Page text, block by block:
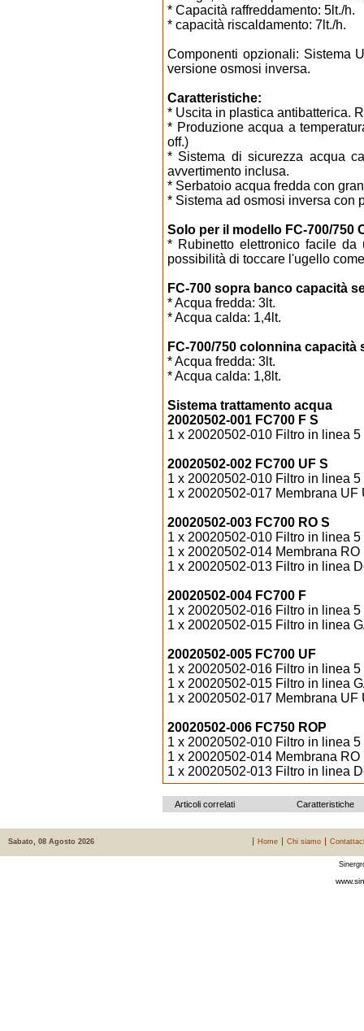
* Capacità raffreddamento: 5lt./h.
* capacità riscaldamento: 7lt./h.
Componenti opzionali: Sistema
versione osmosi inversa.
Caratteristiche:
* Uscita in plastica antibatterica.
* Produzione acqua a
off.)
* Sistema di sicurezza acqua
avvertimento inclusa.
* Serbatoio acqua fredda con
* Sistema ad osmosi inversa con
Solo per il modello FC-700/750
* Rubinetto elettronico facile
possibilità di toccare l'ugello
FC-700 sopra banco capacità
* Acqua fredda: 3lt.
* Acqua calda: 1,4lt.
FC-700/750 colonnina capacità
* Acqua fredda: 3lt.
* Acqua calda: 1,8lt.
Sistema trattamento acqua
20020502-001 FC700 F S
1 x 20020502-010 Filtro in linea
20020502-002 FC700 UF S
1 x 20020502-010 Filtro in linea
1 x 20020502-017 Membrana UF
20020502-003 FC700 RO S
1 x 20020502-010 Filtro in linea
1 x 20020502-014 Membrana
1 x 20020502-013 Filtro in linea
20020502-004 FC700 F
1 x 20020502-016 Filtro in linea
1 x 20020502-015 Filtro in linea
20020502-005 FC700 UF
1 x 20020502-016 Filtro in linea
1 x 20020502-015 Filtro in linea
1 x 20020502-017 Membrana UF
20020502-006 FC750 ROP
1 x 20020502-010 Filtro in linea
1 x 20020502-014 Membrana
1 x 20020502-013 Filtro in linea
Articoli correlati Caratteristiche
Sabato, 08 Agosto 2026 Home Chi siamo Contattaci